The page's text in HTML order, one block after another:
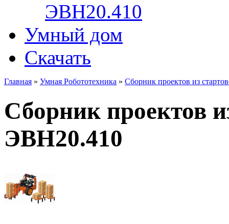
ЭВН20.410
Умный дом
Скачать
Главная » Умная Робототехника » Сборник проектов из
Сборник проектов
ЭВН20.410